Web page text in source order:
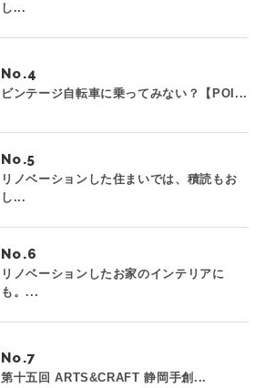
し...
No.
ビンテージ自転車に乗ってみない？【POI...
No.
リノベーションした住まいでは、積読もお
し...
No.
リノベーションしたお家のインテリアに
も。...
No.
第十五回 ARTS&CRAFT 静岡手創...